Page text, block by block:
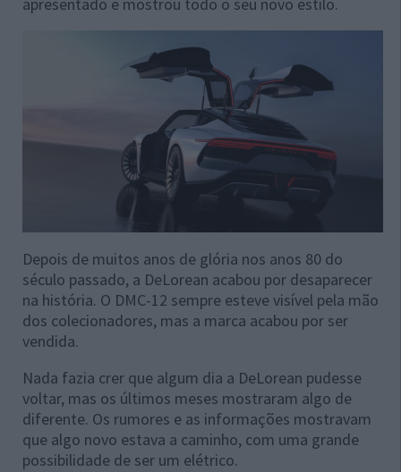
Depois de muitos anos de glória nos anos 80 do
século passado, a DeLorean acabou por desaparecer
na história. O DMC-12 sempre esteve visível pela mão
dos colecionadores, mas a marca acabou por ser
vendida.
Nada fazia crer que algum dia a DeLorean pudesse
voltar, mas os últimos meses mostraram algo de
diferente. Os rumores e as informações mostravam
que algo novo estava a caminho, com uma grande
possibilidade de ser um elétrico.